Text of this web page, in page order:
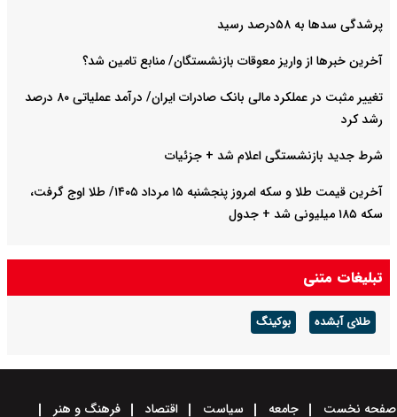
پرشدگی سدها به ۵۸درصد رسید
آخرین خبرها از واریز معوقات بازنشستگان/ منابع تامین شد؟
تغییر مثبت در عملکرد مالی بانک صادرات ایران/ درآمد عملیاتی ۸۰ درصد
رشد کرد
شرط جدید بازنشستگی اعلام شد + جزئیات
آخرین قیمت طلا و سکه امروز پنجشنبه ۱۵ مرداد ۱۴۰۵/ طلا اوج گرفت،
سکه ۱۸۵ میلیونی شد + جدول
تبلیغات متنی
طلای آبشده بوکینگ
صفحه نخست جامعه سیاست اقتصاد فرهنگ و هنر